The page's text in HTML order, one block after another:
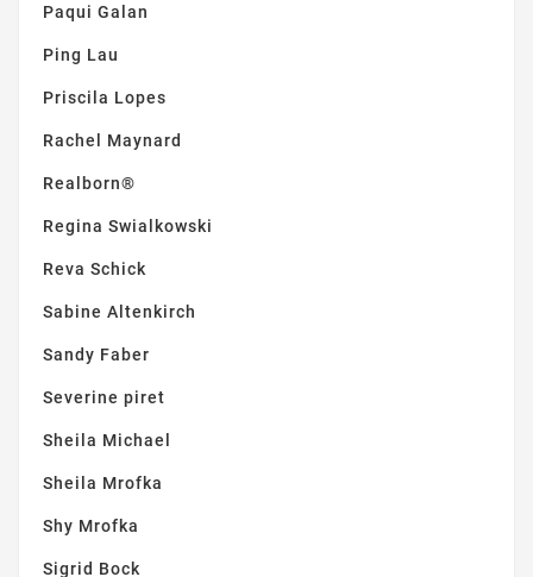
Paqui Galan
Ping Lau
Priscila Lopes
Rachel Maynard
Realborn®
Regina Swialkowski
Reva Schick
Sabine Altenkirch
Sandy Faber
Severine piret
Sheila Michael
Sheila Mrofka
Shy Mrofka
Sigrid Bock